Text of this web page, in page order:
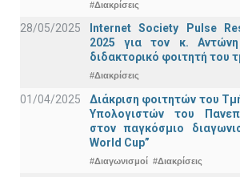
#Διακρίσεις
28/05/2025
Internet Society Pulse
2025 για τον κ. Αντώνη
διδακτορικό φοιτητή του
#Διακρίσεις
01/04/2025
Διάκριση φοιτητών του
Υπολογιστών του
στον παγκόσμιο
World Cup”
#Διαγωνισμοί #Διακρίσεις